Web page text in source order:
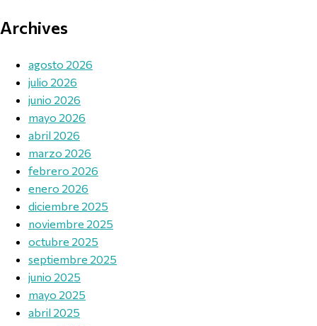
Archives
agosto 2026
julio 2026
junio 2026
mayo 2026
abril 2026
marzo 2026
febrero 2026
enero 2026
diciembre 2025
noviembre 2025
octubre 2025
septiembre 2025
junio 2025
mayo 2025
abril 2025